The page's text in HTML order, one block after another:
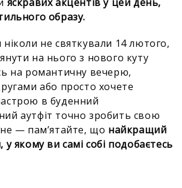
образу.
не святкували 14 лютого,
на нього з нового куту
на романтичну вечерю,
або просто хочете
в буденний
аутфіт точно зробить свою
— памʼятайте, що найкращий
якому ви самі собі подобаєтесь